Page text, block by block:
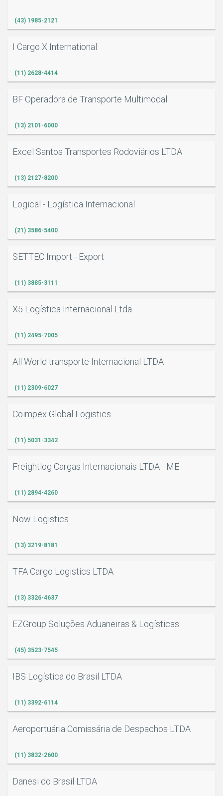
(43) 1985-2121
I Cargo X International
(11) 2628-4414
BF Operadora de Transporte Multimodal
(13) 2101-6000
Excel Santos Transportes Rodoviários LTDA
(13) 2127-8200
Logical - Logística Internacional
(21) 3586-5400
SETTEC Import - Export
(11) 3885-3111
X5 Logística Internacional Ltda.
(11) 2495-7005
All World transporte Internacional LTDA
(11) 2309-6027
Coimpex Global Logistics
(11) 5031-3342
Freightlog Cargas Internacionais LTDA - ME
(11) 2894-4260
Now Logistics
(13) 3219-8181
TFA Cargo Logistics LTDA
(13) 3326-4637
EZGroup Soluções Aduaneiras & Logísticas
(45) 3523-7545
IBS Logística do Brasil LTDA
(11) 3392-6114
Aeroportuária Comissária de Despachos LTDA
(11) 3832-2600
Danesi do Brasil LTDA